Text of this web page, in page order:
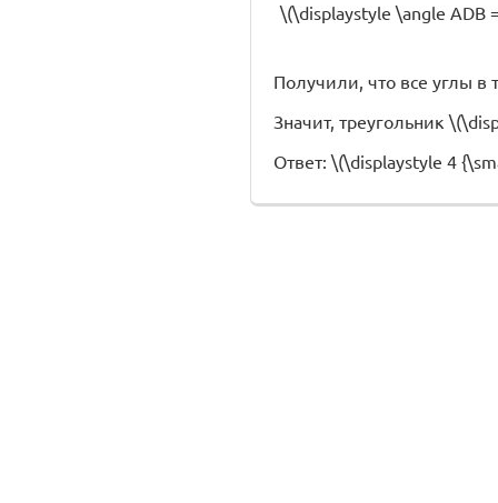
\(\displaystyle \angle ADB
Получили, что все углы в
Значит, треугольник
Ответ: \(\displaystyle 4